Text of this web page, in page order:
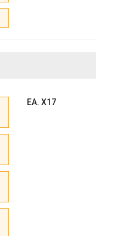
EA. X17